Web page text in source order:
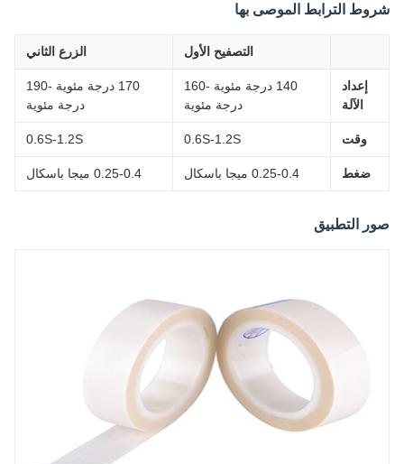
الترابط الموصى بها
التصفيح الأول الزرع الثاني
140 درجة مئوية -160
درجة مئوية
170 درجة مئوية -190
درجة مئوية
0.6S-1.2S
0.6S-1.2S
0.25-0.4 ميجا باسكال 0.25-0.4 ميجا باسكال
التطبيق